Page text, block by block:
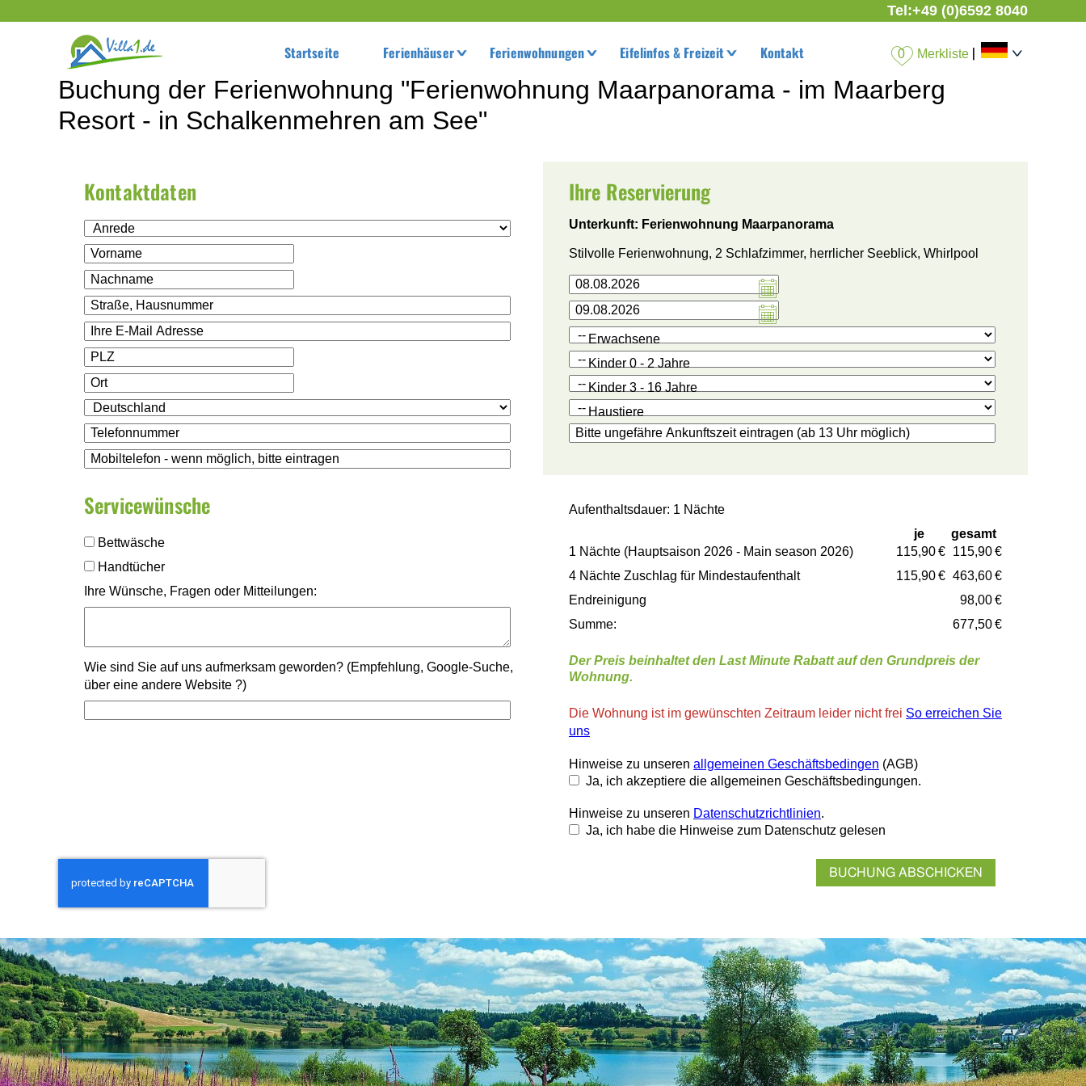
Tel:+49 (0)6592 8040
Startseite Ferienhäuser Ferienwohnungen Eifelinfos & Freizeit Kontakt Merkliste |
Buchung der Ferienwohnung "Ferienwohnung Maarpanorama - im Maarberg
Resort - in Schalkenmehren am See"
Kontaktdaten Ihre Reservierung
Unterkunft: Ferienwohnung Maarpanorama
Stilvolle Ferienwohnung, 2 Schlafzimmer, herrlicher Seeblick, Whirlpool
Erwachsene
Kinder 0 - 2 Jahre
Kinder 3 - 16 Jahre
Haustiere
Servicewünsche
Bettwäsche
Handtücher
Ihre Wünsche, Fragen oder Mitteilungen:
Wie sind Sie auf uns aufmerksam geworden? (Empfehlung, Google-Suche,
über eine andere Website ?)
Aufenthaltsdauer: 1 Nächte
je
gesamt
1 Nächte (Hauptsaison 2026 - Main season 2026)
115,90 € 115,90 €
4 Nächte Zuschlag für Mindestaufenthalt
115,90 € 463,60 €
Endreinigung
98,00 €
Summe:
677,50 €
Der Preis beinhaltet den Last Minute Rabatt auf den Grundpreis der
Wohnung.
Die Wohnung ist im gewünschten Zeitraum leider nicht frei So erreichen Sie
uns
Hinweise zu unseren allgemeinen Geschäftsbedingen (AGB)
Ja, ich akzeptiere die allgemeinen Geschäftsbedingungen.
Hinweise zu unseren Datenschutzrichtlinien.
Ja, ich habe die Hinweise zum Datenschutz gelesen